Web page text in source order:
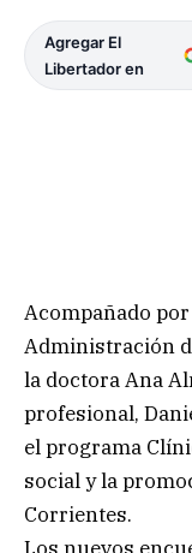
Agregar El
Libertador en
Acompañado
Administración
la doctora Ana
profesional,
el programa
social y la
Corrientes.